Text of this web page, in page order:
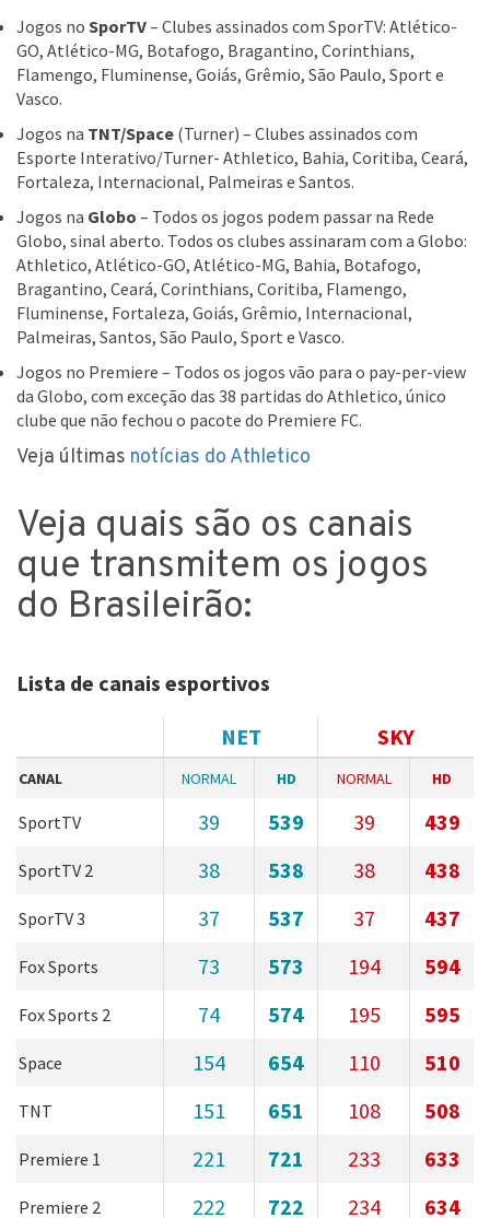
Jogos no SporTV– Clubes assinados com SporTV: Atlético-
GO, Atlético-MG, Botafogo, Bragantino, Corinthians,
Flamengo, Fluminense, Goiás, Grêmio, São Paulo, Sport e
Vasco.
Jogos na TNT/Space (Turner) – Clubes assinados com
Esporte Interativo/Turner- Athletico, Bahia, Coritiba, Ceará,
Fortaleza, Internacional, Palmeiras e Santos.
Jogos na Globo – Todos os jogos podem passar na Rede
Globo, sinal aberto. Todos os clubes assinaram com a Globo:
Athletico, Atlético-GO, Atlético-MG, Bahia, Botafogo,
Bragantino, Ceará, Corinthians, Coritiba, Flamengo,
Fluminense, Fortaleza, Goiás, Grêmio, Internacional,
Palmeiras, Santos, São Paulo, Sport e Vasco.
Jogos no Premiere – Todos os jogos vão para o pay-per-view
da Globo, com exceção das 38 partidas do Athletico, único
clube que não fechou o pacote do Premiere FC.
Veja últimas notícias do Athletico
Veja quais são os canais
que transmitem os jogos
do Brasileirão:
Lista de canais esportivos
NET
SKY
CANAL NORMAL HD NORMAL HD
SportTV 39 539 39 439
SportTV 2 38 538 38 438
SporTV 3 37 537 37 437
Fox Sports 73 573 194 594
Fox Sports 2 74 574 195 595
Space 154 654 110 510
TNT 151 651 108 508
Premiere 1 221 721 233 633
Premiere 2 222 722 234 634